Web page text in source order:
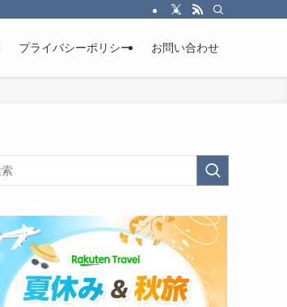
プライバシーポリシー お問い合わせ